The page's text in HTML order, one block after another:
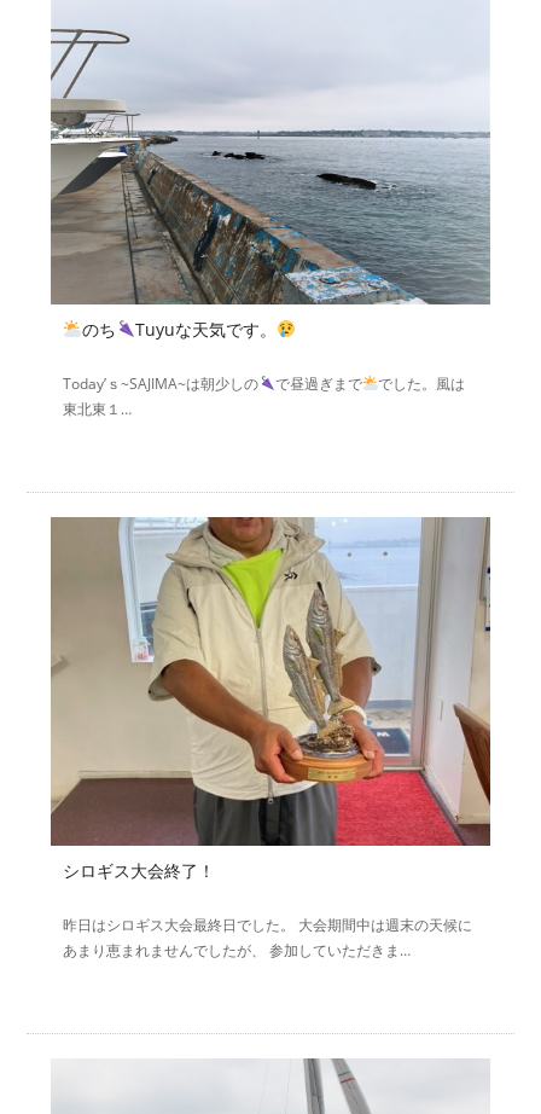
のち Tuyuな天気です。
Today’ｓ~SAJIMA~は朝少しの で昼過ぎまで
でした。風は
東北東１…
シロギス大会終了！
昨日はシロギス大会最終日でした。 大会期間中は週末の天候に
あまり恵まれませんでしたが、 参加していただきま…